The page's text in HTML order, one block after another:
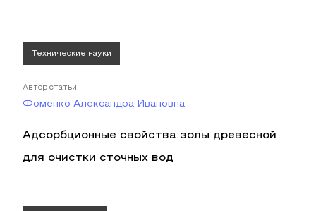
Технические науки
Автор статьи
Фоменко Александра Ивановна
Адсорбционные свойства золы древесной
для очистки сточных вод